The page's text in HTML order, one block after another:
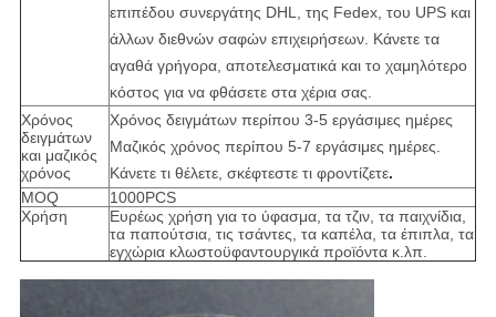
επιπέδου συνεργάτης DHL, της Fedex, του UPS και
άλλων διεθνών σαφών επιχειρήσεων. Κάνετε τα
αγαθάγρήγορα, αποτελεσματικά και το χαμηλότερο
κόστος για να φθάσετε στα χέρια σας.
Χρόνος
δειγμάτων
και μαζικός
χρόνος
Χρόνος δειγμάτων περίπου 3-5 εργάσιμες ημέρες
Μαζικός χρόνος περίπου 5-7 εργάσιμες ημέρες.
Κάνετε τι θέλετε, σκέφτεστε τι φροντίζετε.
MOQ
1000PCS
Χρήση
Ευρέως χρήση για το ύφασμα, τα τζιν, τα παιχνίδια,
τα παπούτσια, τις τσάντες, τα καπέλα, τα έπιπλα, τα
εγχώρια κλωστοϋφαντουργικά προϊόντα κ.λπ.